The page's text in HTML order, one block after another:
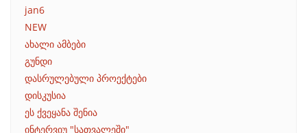
jan6
NEW
ახალი ამბები
გუნდი
დასრულებული პროექტები
დისკუსია
ეს ქვეყანა შენია
ინტერვიუ "სათვალეში"